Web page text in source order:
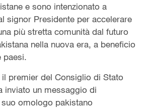
e sono intenzionato a
signor Presidente per accelerare
più stretta comunità dal futuro
nella nuova era, a beneficio
paesi.
premier del Consiglio di Stato
inviato un messaggio di
omologo pakistano